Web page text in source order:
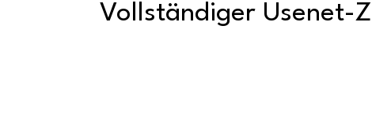
Vollständiger Usenet-